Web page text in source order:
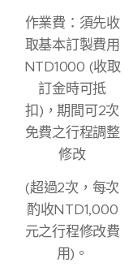
作業費：須先收
取基本訂製費用
NTD1000 (收取
訂金時可抵
扣)，期間可2次
免費之行程調整
修改
(超過2次，每次
酌收NTD1,000
元之行程修改費
用)。